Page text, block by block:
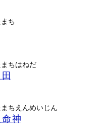
ち
ちはねだ
ちえんめいじん
神